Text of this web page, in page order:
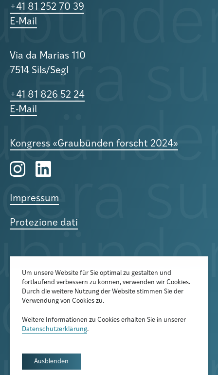
+41 81 252 70 39
E-Mail
Via da Marias 110
7514 Sils/Segl
+41 81 826 52 24
E-Mail
Kongress «Graubünden forscht 2024»
Impressum
Protezione dati
Der Newsletter informiert über
aktuelle Veranstaltungen,
Publikationen und
Forschungsprojekte
Newsletter abonnieren
Um unsere Website für Sie optimal zu gestalten und
fortlaufend verbessern zu können, verwenden wir Cookies.
Durch die weitere Nutzung der Website stimmen Sie der
Verwendung von Cookies zu.
Weitere Informationen zu Cookies erhalten Sie in unserer
Datenschutzerklärung.
Ausblenden